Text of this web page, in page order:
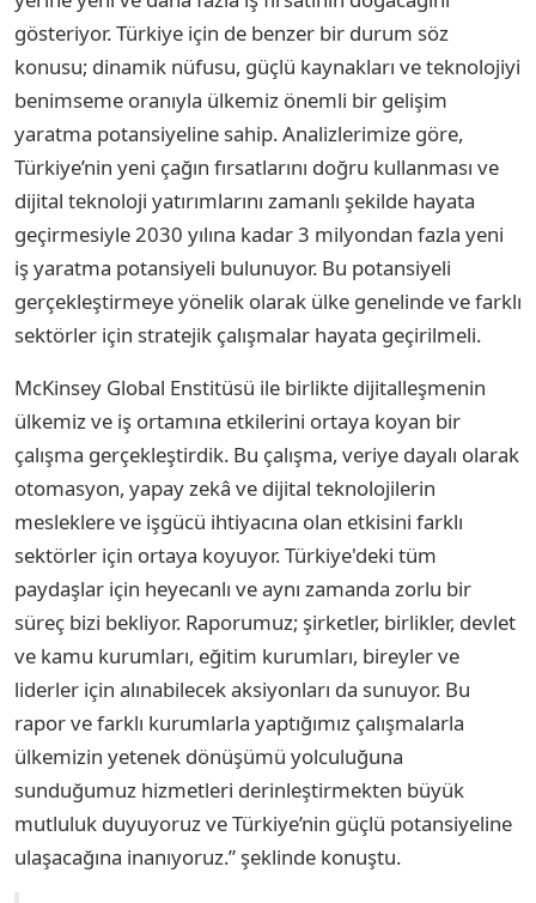
gösteriyor. Türkiye için de benzer bir durum söz
konusu; dinamik nüfusu, güçlü kaynakları ve teknolojiyi
benimseme oranıyla ülkemiz önemli bir gelişim
yaratma potansiyeline sahip. Analizlerimize göre,
Türkiye’nin yeni çağın fırsatlarını doğru kullanması ve
dijital teknoloji yatırımlarını zamanlı şekilde hayata
geçirmesiyle 2030 yılına kadar 3 milyondan fazla yeni
iş yaratma potansiyeli bulunuyor. Bu potansiyeli
gerçekleştirmeye yönelik olarak ülke genelinde ve farklı
sektörler için stratejik çalışmalar hayata geçirilmeli.
McKinsey Global Enstitüsü ile birlikte dijitalleşmenin
ülkemiz ve iş ortamına etkilerini ortaya koyan bir
çalışma gerçekleştirdik. Bu çalışma, veriye dayalı olarak
otomasyon, yapay zekâ ve dijital teknolojilerin
mesleklere ve işgücü ihtiyacına olan etkisini farklı
sektörler için ortaya koyuyor. Türkiye'deki tüm
paydaşlar için heyecanlı ve aynı zamanda zorlu bir
süreç bizi bekliyor. Raporumuz; şirketler, birlikler, devlet
ve kamu kurumları, eğitim kurumları, bireyler ve
liderler için alınabilecek aksiyonları da sunuyor. Bu
rapor ve farklı kurumlarla yaptığımız çalışmalarla
ülkemizin yetenek dönüşümü yolculuğuna
sunduğumuz hizmetleri derinleştirmekten büyük
mutluluk duyuyoruz ve Türkiye’nin güçlü potansiyeline
ulaşacağına inanıyoruz.” şeklinde konuştu.